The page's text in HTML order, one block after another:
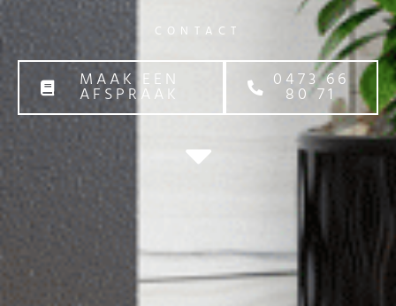
CONTACT
MAAK EEN
AFSPRAAK
0473 66
80 71